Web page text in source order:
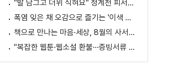
"발 담그고 더위 식혀요" 청계천 피서지로 인기
폭염 잊은 채 오감으로 즐기는 '이색 독서' 인기
책으로 만나는 마음·세상, 8월의 사서추천도서
"복잡한 웹툰·웹소설 환불···증빙서류 요구까지"